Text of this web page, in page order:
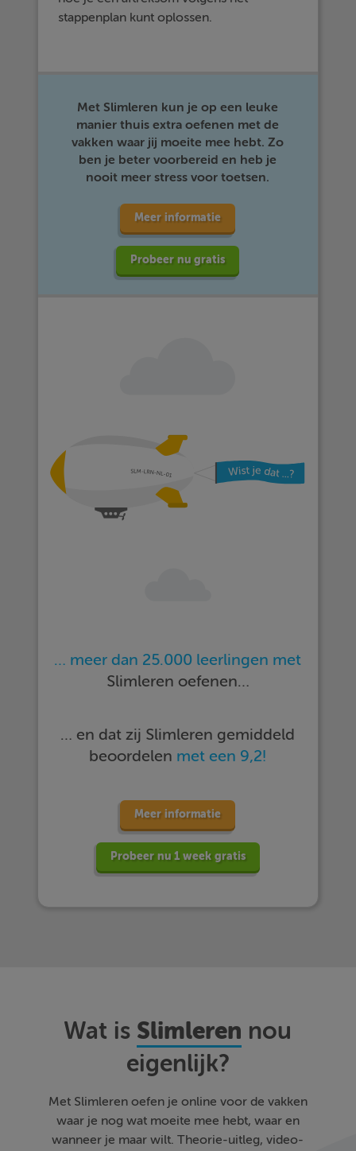
stappenplan kunt oplossen.
Met Slimleren kun je op een leuke
manier thuis extra oefenen met de
vakken waar jij moeite mee hebt. Zo
ben je beter voorbereid en heb je
nooit meer stress voor toetsen.
Meer informatie
Probeer nu gratis
… meer dan 25.000 leerlingen met
Slimleren oefenen…
… en dat zij Slimleren gemiddeld
beoordelen met een 9,2!
Meer informatie
Probeer nu 1 week gratis
Wat is Slimleren nou
eigenlijk?
Met Slimleren oefen je online voor de vakken
waar je nog wat moeite mee hebt, waar en
wanneer je maar wilt. Theorie-uitleg, video-